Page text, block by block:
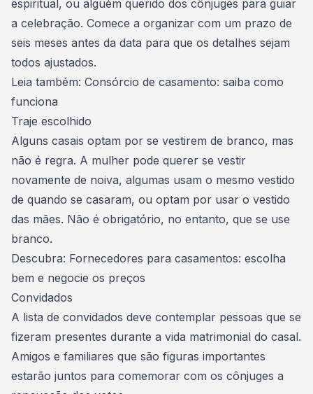
espiritual, ou alguém querido dos cônjuges para guiar
a celebração. Comece a organizar com um prazo de
seis meses antes da data para que os detalhes sejam
todos ajustados.
Leia também: Consórcio de casamento: saiba como
funciona
Traje escolhido
Alguns casais optam por se vestirem de branco, mas
não é regra. A mulher pode querer se vestir
novamente de noiva, algumas usam o mesmo vestido
de quando se casaram, ou optam por usar o vestido
das mães. Não é obrigatório, no entanto, que se use
branco.
Descubra: Fornecedores para casamentos: escolha
bem e negocie os preços
Convidados
A lista de convidados deve contemplar pessoas que se
fizeram presentes durante a vida matrimonial do casal.
Amigos e familiares que são figuras importantes
estarão juntos para comemorar com os cônjuges a